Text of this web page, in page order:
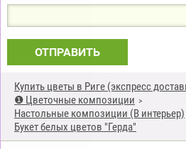
Купить цветы в Риге (экспресс
❶ Цветочные композиции
Настольные композиции (В интерьер)
Букет белых цветов "Герда"
ОТПРАВИТЬ